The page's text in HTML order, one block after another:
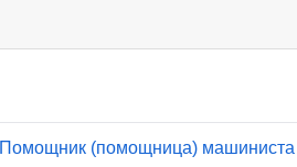
Помощник (помощница) машиниста